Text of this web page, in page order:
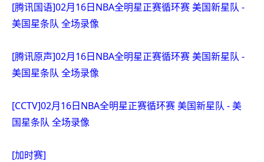
[腾讯国语]02月16日NBA全明星正赛循环赛 美国新星队 -
美国星条队 全场录像
[腾讯原声]02月16日NBA全明星正赛循环赛 美国新星队 -
美国星条队 全场录像
[CCTV]02月16日NBA全明星正赛循环赛 美国新星队 - 美
国星条队 全场录像
[加时赛]